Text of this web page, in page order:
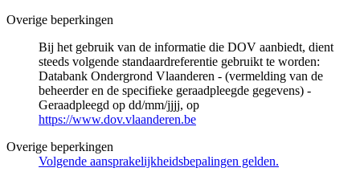
Overige beperkingen
Bij het gebruik van de informatie die DOV aanbiedt, dient
steeds volgende standaardreferentie gebruikt te worden:
Databank Ondergrond Vlaanderen - (vermelding van de
beheerder en de specifieke geraadpleegde gegevens) -
Geraadpleegd op dd/mm/jjjj, op
https://www.dov.vlaanderen.be
Overige beperkingen
Volgende aansprakelijkheidsbepalingen gelden.